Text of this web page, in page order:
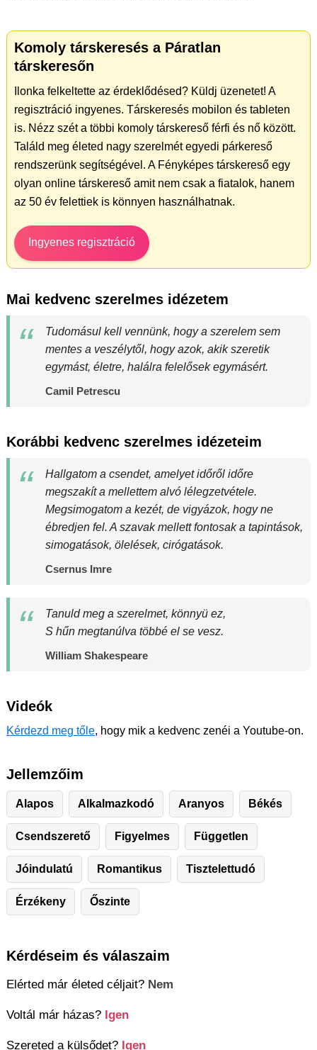
Komoly társkeresés a Páratlan
társkeresőn
Ilonka felkeltette az érdeklődésed? Küldj üzenetet! A
regisztráció ingyenes. Társkeresés mobilon és tableten
is. Nézz szét a többi komoly társkereső férfi és nő között.
Találd meg életed nagy szerelmét egyedi párkereső
rendszerünk segítségével. A Fényképes társkereső egy
olyan online társkereső amit nem csak a fiatalok, hanem
az 50 év felettiek is könnyen használhatnak.
Ingyenes regisztráció
Mai kedvenc szerelmes idézetem
Tudomásul kell vennünk, hogy a szerelem sem
mentes a veszélytől, hogy azok, akik szeretik
egymást, életre, halálra felelősek egymásért.
Camil Petrescu
Korábbi kedvenc szerelmes idézeteim
Hallgatom a csendet, amelyet időről időre
megszakít a mellettem alvó lélegzetvétele.
Megsimogatom a kezét, de vigyázok, hogy ne
ébredjen fel. A szavak mellett fontosak a tapintások,
simogatások, ölelések, cirógatások.
Csernus Imre
Tanuld meg a szerelmet, könnyü ez,
S hűn megtanúlva többé el se vesz.
William Shakespeare
Videók
Kérdezd meg tőle, hogy mik a kedvenc zenéi a Youtube-on.
Jellemzőim
Alapos Alkalmazkodó Aranyos Békés
Csendszerető Figyelmes Független
Jóindulatú Romantikus Tisztelettudó
Érzékeny Őszinte
Kérdéseim és válaszaim
Elérted már életed céljait? Nem
Voltál már házas? Igen
Szereted a külsődet? Igen